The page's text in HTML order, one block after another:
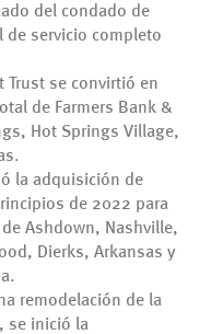
del condado de
de servicio completo
se convirtió en
de Farmers Bank &
Hot Springs Village,
la adquisición de
de 2022 para
Ashdown, Nashville,
Dierks, Arkansas y
remodelación de la
se inició la